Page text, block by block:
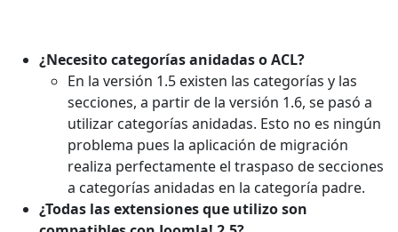
¿Necesito categorías anidadas o ACL?
En la versión 1.5 existen las categorías y las
secciones, a partir de la versión 1.6, se pasó a
utilizar categorías anidadas. Esto no es ningún
problema pues la aplicación de migración
realiza perfectamente el traspaso de secciones
a categorías anidadas en la categoría padre.
¿Todas las extensiones que utilizo son